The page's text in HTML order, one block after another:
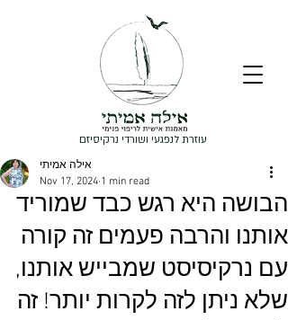
עוזרת לנפגעי ושורדי נרקיסיזם
הבושה היא רגש כבד שמוריד
אותנו והרבה פעמים זה קורה
עם נרקיסיסט שמבייש אותנו,
שלא ניתן לזה לקרות יותר! זה
אילה אמיתי
Nov 17, 2024 1 min read